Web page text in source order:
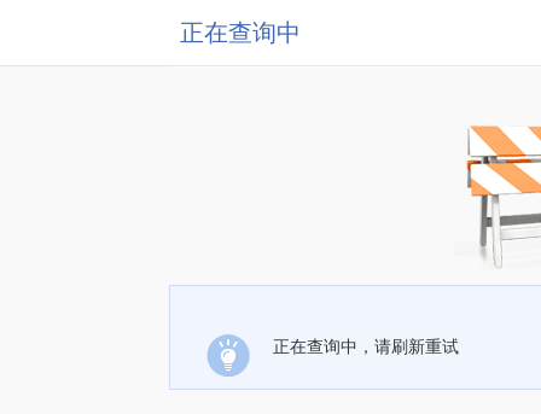
正在查询中
正在查询中，请刷新重试